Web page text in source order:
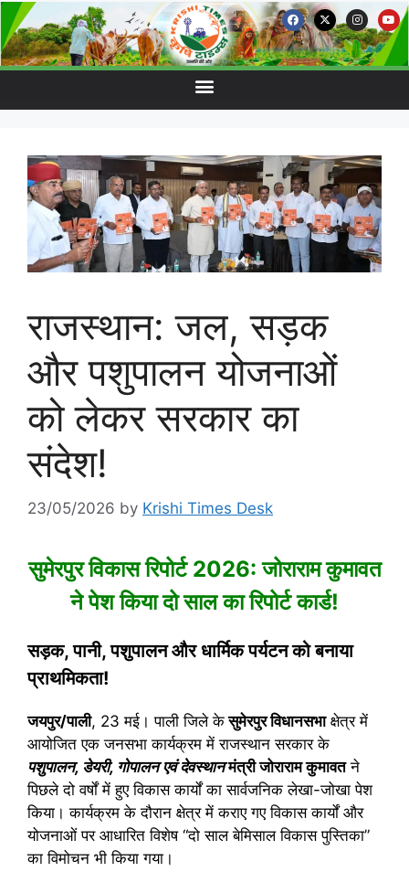
राजस्थान: जल, सड़क
और पशुपालन योजनाओं
को लेकर सरकार का
संदेश!
23/05/2026 by Krishi Times Desk
सुमेरपुर विकास रिपोर्ट 2026: जोराराम कुमावत
ने पेश किया दो साल का रिपोर्ट कार्ड!
सड़क, पानी, पशुपालन और धार्मिक पर्यटन को बनाया
प्राथमिकता!
जयपुर/पाली, 23 मई। पाली जिले केसुमेरपुर विधानसभाक्षेत्र में
आयोजित एक जनसभा कार्यक्रम में राजस्थान सरकार के
पशुपालन, डेयरी, गोपालन एवं देवस्थानमंत्रीजोराराम कुमावतने
पिछले दो वर्षों में हुए विकास कार्यों का सार्वजनिक लेखा-जोखा पेश
किया। कार्यक्रम के दौरान क्षेत्र में कराए गए विकास कार्यों और
योजनाओं पर आधारित विशेष “दो साल बेमिसाल विकास पुस्तिका”
का विमोचन भी किया गया।